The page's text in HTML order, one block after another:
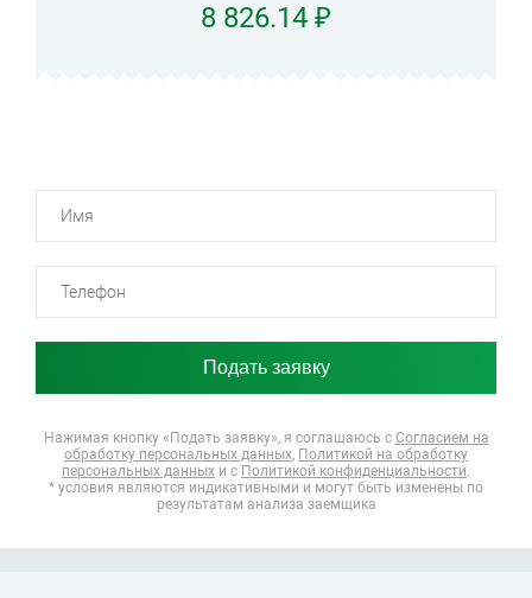
8 826.14 ₽
Нажимая кнопку «Подать заявку», я соглашаюсь с Согласием на
обработку персональных данных, Политикой на обработку
персональных данных и с Политикой конфиденциальности.
* условия являются индикативными и могут быть изменены по
результатам анализа заемщика